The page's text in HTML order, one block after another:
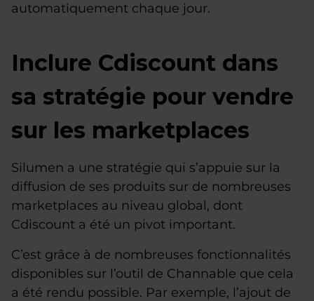
automatiquement chaque jour.
Inclure Cdiscount dans
sa stratégie pour vendre
sur les marketplaces
Silumen a une stratégie qui s’appuie sur la
diffusion de ses produits sur de nombreuses
marketplaces au niveau global, dont
Cdiscount a été un pivot important.
C’est grâce à de nombreuses fonctionnalités
disponibles sur l’outil de Channable que cela
a été rendu possible. Par exemple, l’ajout de